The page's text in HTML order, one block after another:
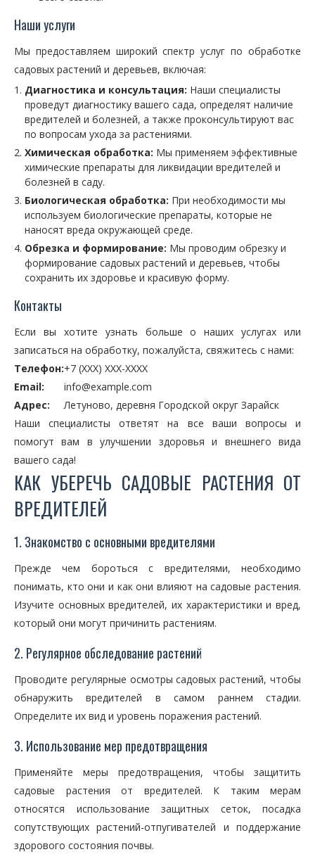
Наши услуги
Мы предоставляем широкий спектр услуг по обработке
садовых растений и деревьев, включая:
Диагностика и консультация: Наши специалисты
проведут диагностику вашего сада, определят наличие
вредителей и болезней, а также проконсультируют вас
по вопросам ухода за растениями.
Химическая обработка: Мы применяем эффективные
химические препараты для ликвидации вредителей и
болезней в саду.
Биологическая обработка: При необходимости мы
используем биологические препараты, которые не
наносят вреда окружающей среде.
Обрезка и формирование: Мы проводим обрезку и
формирование садовых растений и деревьев, чтобы
сохранить их здоровье и красивую форму.
Контакты
Если вы хотите узнать больше о наших услугах или
записаться на обработку, пожалуйста, свяжитесь с нами:
Телефон:+7 (XXX) XXX-XXXX
Email:
info@example.com
Адрес:
Летуново, деревня Городской округ Зарайск
Наши специалисты ответят на все ваши вопросы и
помогут вам в улучшении здоровья и внешнего вида
вашего сада!
КАК УБЕРЕЧЬ САДОВЫЕ РАСТЕНИЯ ОТ
ВРЕДИТЕЛЕЙ
1. Знакомство с основными вредителями
Прежде чем бороться с вредителями, необходимо
понимать, кто они и как они влияют на садовые растения.
Изучите основных вредителей, их характеристики и вред,
который они могут причинить растениям.
2. Регулярное обследование растений
Проводите регулярные осмотры садовых растений, чтобы
обнаружить вредителей в самом раннем стадии.
Определите их вид и уровень поражения растений.
3. Использование мер предотвращения
Применяйте меры предотвращения, чтобы защитить
садовые растения от вредителей. К таким мерам
относятся использование защитных сеток, посадка
сопутствующих растений-отпугивателей и поддержание
здорового состояния почвы.